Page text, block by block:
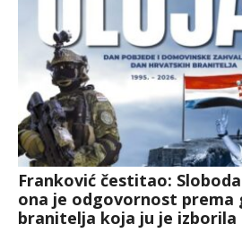
Franković čestitao:
ona je odgovornost prema
branitelja koja ju je izborila